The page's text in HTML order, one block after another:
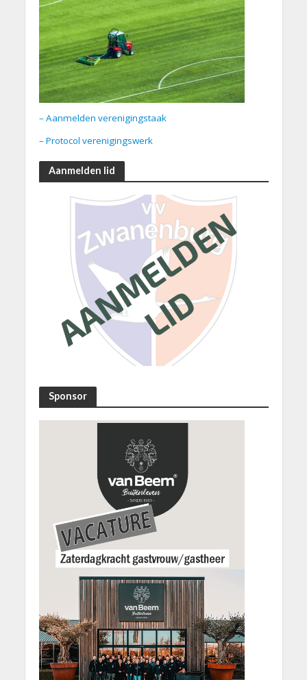
– Aanmelden verenigingstaak
– Protocol verenigingswerk
Aanmelden lid
Sponsor